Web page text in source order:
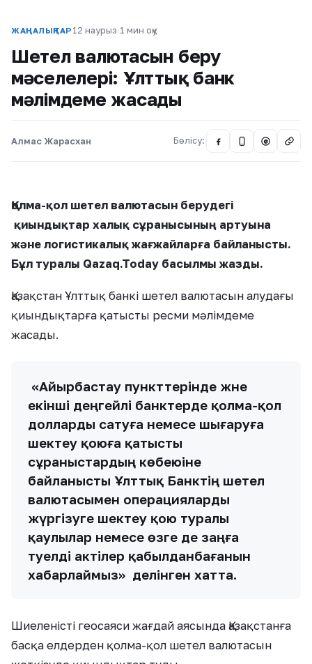
ЖАҢАЛЫҚТАР 12 наурыз·1 мин оқу
Шетел валютасын беру
мәселелері: Ұлттық банк
мәлімдеме жасады
Алмас Жарасхан Бөлісу: @
Қолма-қол шетел валютасын берудегі
қиындықтар халық сұранысының артуына
және логистикалық жағжайларға байланысты.
Бұл туралы Qazaq.Today басылмы жазды.
Қазақстан Ұлттық банкі шетел валютасын алудағы
қиындықтарға қатысты ресми мәлімдеме
жасады.
«Айырбастау пункттерінде және
екінші деңгейлі банктерде қолма-қол
долларды сатуға немесе шығаруға
шектеу қоюға қатысты
сұраныстардың көбеюіне
байланысты Ұлттық Банктің шетел
валютасымен операцияларды
жүргізуге шектеу қою туралы
қаулылар немесе өзге де заңға
тәуелді актілер қабылданбағанын
хабарлаймыз» делінген хатта.
Шиеленісті геосаяси жағдай аясында Қазақстанға
басқа елдерден қолма-қол шетел валютасын